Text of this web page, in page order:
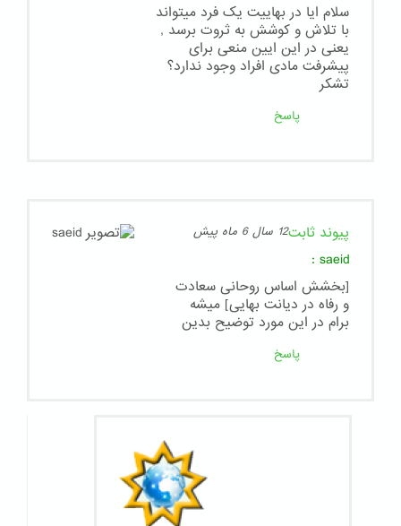
سلام ایا در بهاییت یک فرد میتواند
با تلاش و کوشش به ثروت برسد ,
یعنی در این ایین منعی برای
پیشرفت مادی افراد وجود ندارد؟
تشکر
پاسخ
پیوند ثابت12 سال 6 ماه پیش
saeid
:
[بخشش اساس روحانی سعادت
و رفاه در دیانت بهایی] میشه
برام در این مورد توضیح بدین
پاسخ